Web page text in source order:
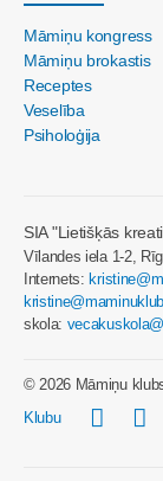
Māmiņu kongress
Māmiņu brokastis
Receptes
Veselība
Psiholoģija
SIA "Lietišķās
Vīlandes iela 1-2,
Internets:
skola:
© 2026 Māmiņu
Klubu